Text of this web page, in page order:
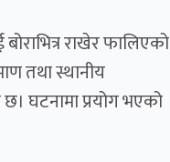
राखेर फालिएको
तथा स्थानीय
घटनामा प्रयोग भएको